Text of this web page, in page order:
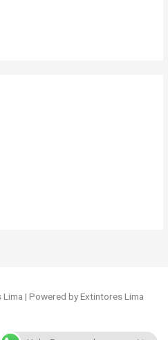
| Powered by Extintores Lima